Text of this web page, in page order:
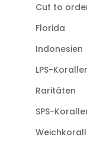
Cut to
Florida
Indonesien
LPS-
Raritäten
SPS-